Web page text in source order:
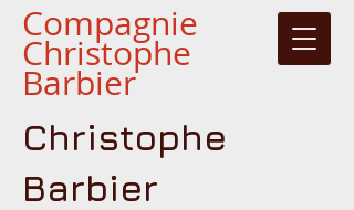
Compagnie
Christophe
Barbier
Christophe
Barbier